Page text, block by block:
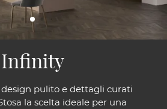
Infinity
pulito e dettagli curati
la scelta ideale per una